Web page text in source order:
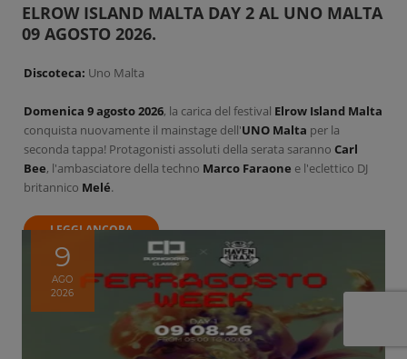
ELROW ISLAND MALTA DAY 2 AL UNO MALTA
09 AGOSTO 2026.
Discoteca: Uno Malta
Domenica 9 agosto 2026, la carica del festival Elrow Island Malta
conquista nuovamente il mainstage dell'UNO Malta per la
seconda tappa! Protagonisti assoluti della serata saranno Carl
Bee, l'ambasciatore della techno Marco Faraone e l'eclettico DJ
britannico Melé.
LEGGI ANCORA
9
AGO
2026